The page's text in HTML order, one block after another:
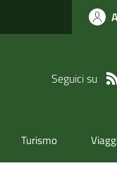
Seguici su
Turismo